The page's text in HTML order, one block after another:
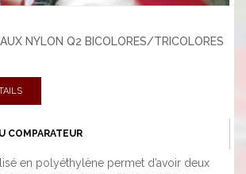
NYLON Q2 BICOLORES/TRICOLORES
COMPARATEUR
en polyéthylène permet d’avoir deux